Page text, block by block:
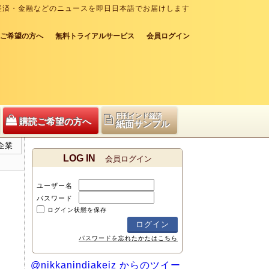
・金融などのニュースを即日日本語でお届けします
希望の方へ 無料トライアルサービス 会員ログイン
購読ご希望の方へ
日刊インド経済
紙面サンプル
業
LOG IN 会員ログイン
ユーザー名
パスワード
ログイン状態を保存
パスワードを忘れたかたはこちら
@nikkanindiakeiz からのツイー